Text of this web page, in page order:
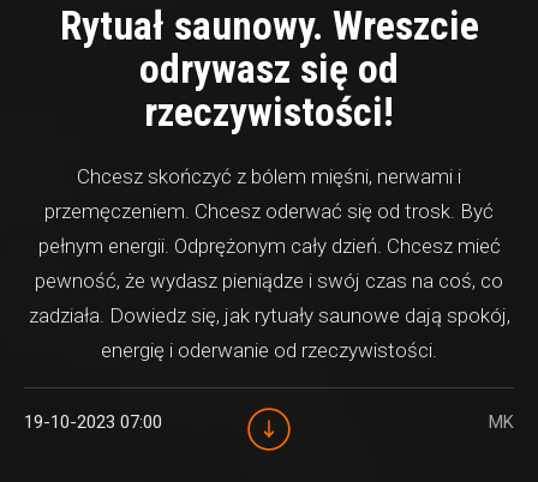
Rytuał saunowy. Wreszcie
odrywasz się od
rzeczywistości!
Chcesz skończyć z bólem mięśni, nerwami i
przemęczeniem. Chcesz oderwać się od trosk. Być
pełnym energii. Odprężonym cały dzień. Chcesz mieć
pewność, że wydasz pieniądze i swój czas na coś, co
zadziała. Dowiedz się, jak rytuały saunowe dają spokój,
energię i oderwanie od rzeczywistości.
19-10-2023 07:00 MK